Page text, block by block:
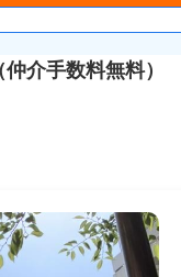
介手数料無料）